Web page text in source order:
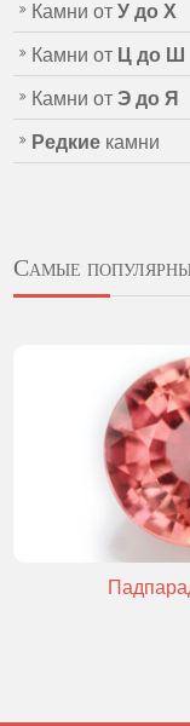
Камни отУ до Х
Камни от Ц до Ш
Камни отЭ до Я
Редкие камни
Самые